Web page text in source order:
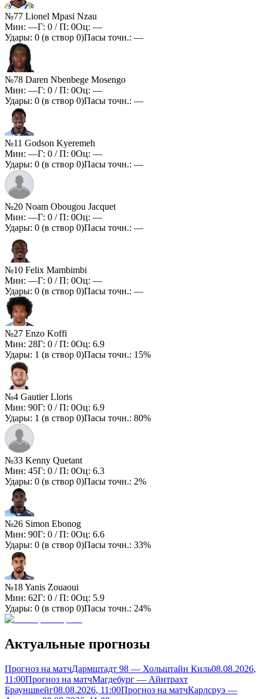
№77 Lionel Mpasi Nzau
Мин: —Г: 0 / П: 0Оц: —
Удары: 0 (в створ 0)Пасы точн.: —
№78 Daren Nbenbege Mosengo
Мин: —Г: 0 / П: 0Оц: —
Удары: 0 (в створ 0)Пасы точн.: —
№11 Godson Kyeremeh
Мин: —Г: 0 / П: 0Оц: —
Удары: 0 (в створ 0)Пасы точн.: —
№20 Noam Obougou Jacquet
Мин: —Г: 0 / П: 0Оц: —
Удары: 0 (в створ 0)Пасы точн.: —
№10 Felix Mambimbi
Мин: —Г: 0 / П: 0Оц: —
Удары: 0 (в створ 0)Пасы точн.: —
№27 Enzo Koffi
Мин: 28Г: 0 / П: 0Оц: 6.9
Удары: 1 (в створ 0)Пасы точн.: 15%
№4 Gautier Lloris
Мин: 90Г: 0 / П: 0Оц: 6.9
Удары: 1 (в створ 0)Пасы точн.: 80%
№33 Kenny Quetant
Мин: 45Г: 0 / П: 0Оц: 6.3
Удары: 0 (в створ 0)Пасы точн.: 2%
№26 Simon Ebonog
Мин: 90Г: 0 / П: 0Оц: 6.6
Удары: 0 (в створ 0)Пасы точн.: 33%
№18 Yanis Zouaoui
Мин: 62Г: 0 / П: 0Оц: 5.9
Удары: 0 (в створ 0)Пасы точн.: 24%
Актуальные прогнозы
Прогноз на матчДармштадт 98 — Хольштайн Киль08.08.2026,
11:00Прогноз на матчМагдебург — Айнтрахт
Брауншвейг08.08.2026, 11:00Прогноз на матчКарлсруэ —